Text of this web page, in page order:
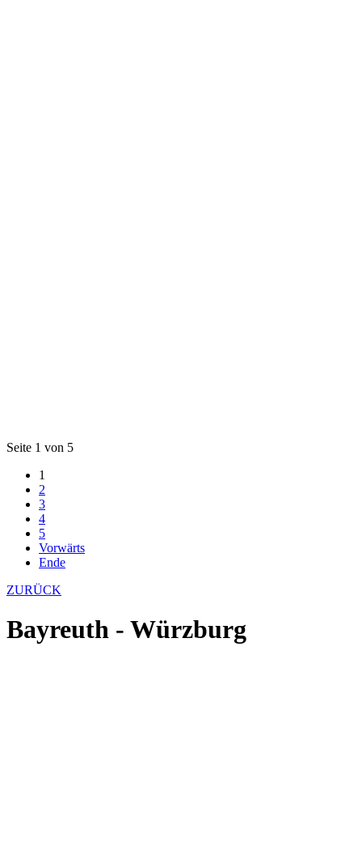
Seite 1 von 5
1
2
3
4
5
Vorwärts
Ende
ZURÜCK
Bayreuth - Würzburg